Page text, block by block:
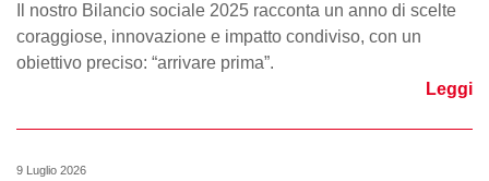
Il nostro Bilancio sociale 2025 racconta un anno di scelte
coraggiose, innovazione e impatto condiviso, con un
obiettivo preciso: “arrivare prima”.
Leggi
9 Luglio 2026